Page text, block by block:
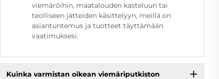
viemäröihin, maatalouden kasteluun tai
teolliseen jätteiden käsittelyyn, meillä on
asiantuntemus ja tuotteet täyttämään
vaatimuksesi.
Kuinka varmistan oikean viemäriputkiston